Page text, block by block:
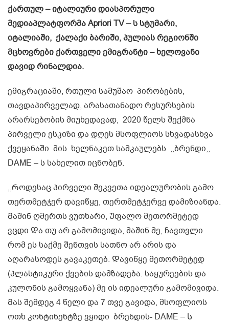
ქართულ – იტალიური დიასპორული
მედიაპლატფორმა Apriori TV – ს სტუმარი,
იტალიაში, ქალაქი ბარიში, პულიას რეგიონში
მცხოვრები ქართველი ემიგრანტი – ხელოვანი
დავიდ რინალდია.
ემიგრაციაში, რთული სამუშაო პირობების,
თავდაპირველად, არასათანადო რესურსების
არარსებობის მიუხედავად, 2020 წელს შექმნა
პირველი ესკიზი და დღეს მსოფლიოს სხვადასხვა
ქვეყანაში მის ხელნაკეთ სამკაულებს ,,ბრენდი,,
DAME – ს სახელით იცნობენ.
,,Როდესაც პირველი შეკვეთა იდეალურობის გამო
თერთმეტჯერ დავიწყე, თერთმეტჯერვე დამიზიანდა.
Მაშინ ღმერთს ვუთხარი, Უფალო მეთორმეტედ
ვცდი Და თუ არ გამომივიდა, მაშინ მე, ჩავთვლი
რომ ეს საქმე შენთვის სათნო არ არის და
აღარასოდეს გავაკეთებ. Დავიწყე მეთორმეტედ
(პლასტიკური ქვების დამზადება. საყურეების და
კულონის გამოყვანა) მე ის იდეალური გამომივიდა.
Მას შემდეგ 4 წელი და 7 თვე გავიდა, მსოფლიოს
ოთხ კონტინენტზე ვყიდი ბრენდის- DAME – Ს